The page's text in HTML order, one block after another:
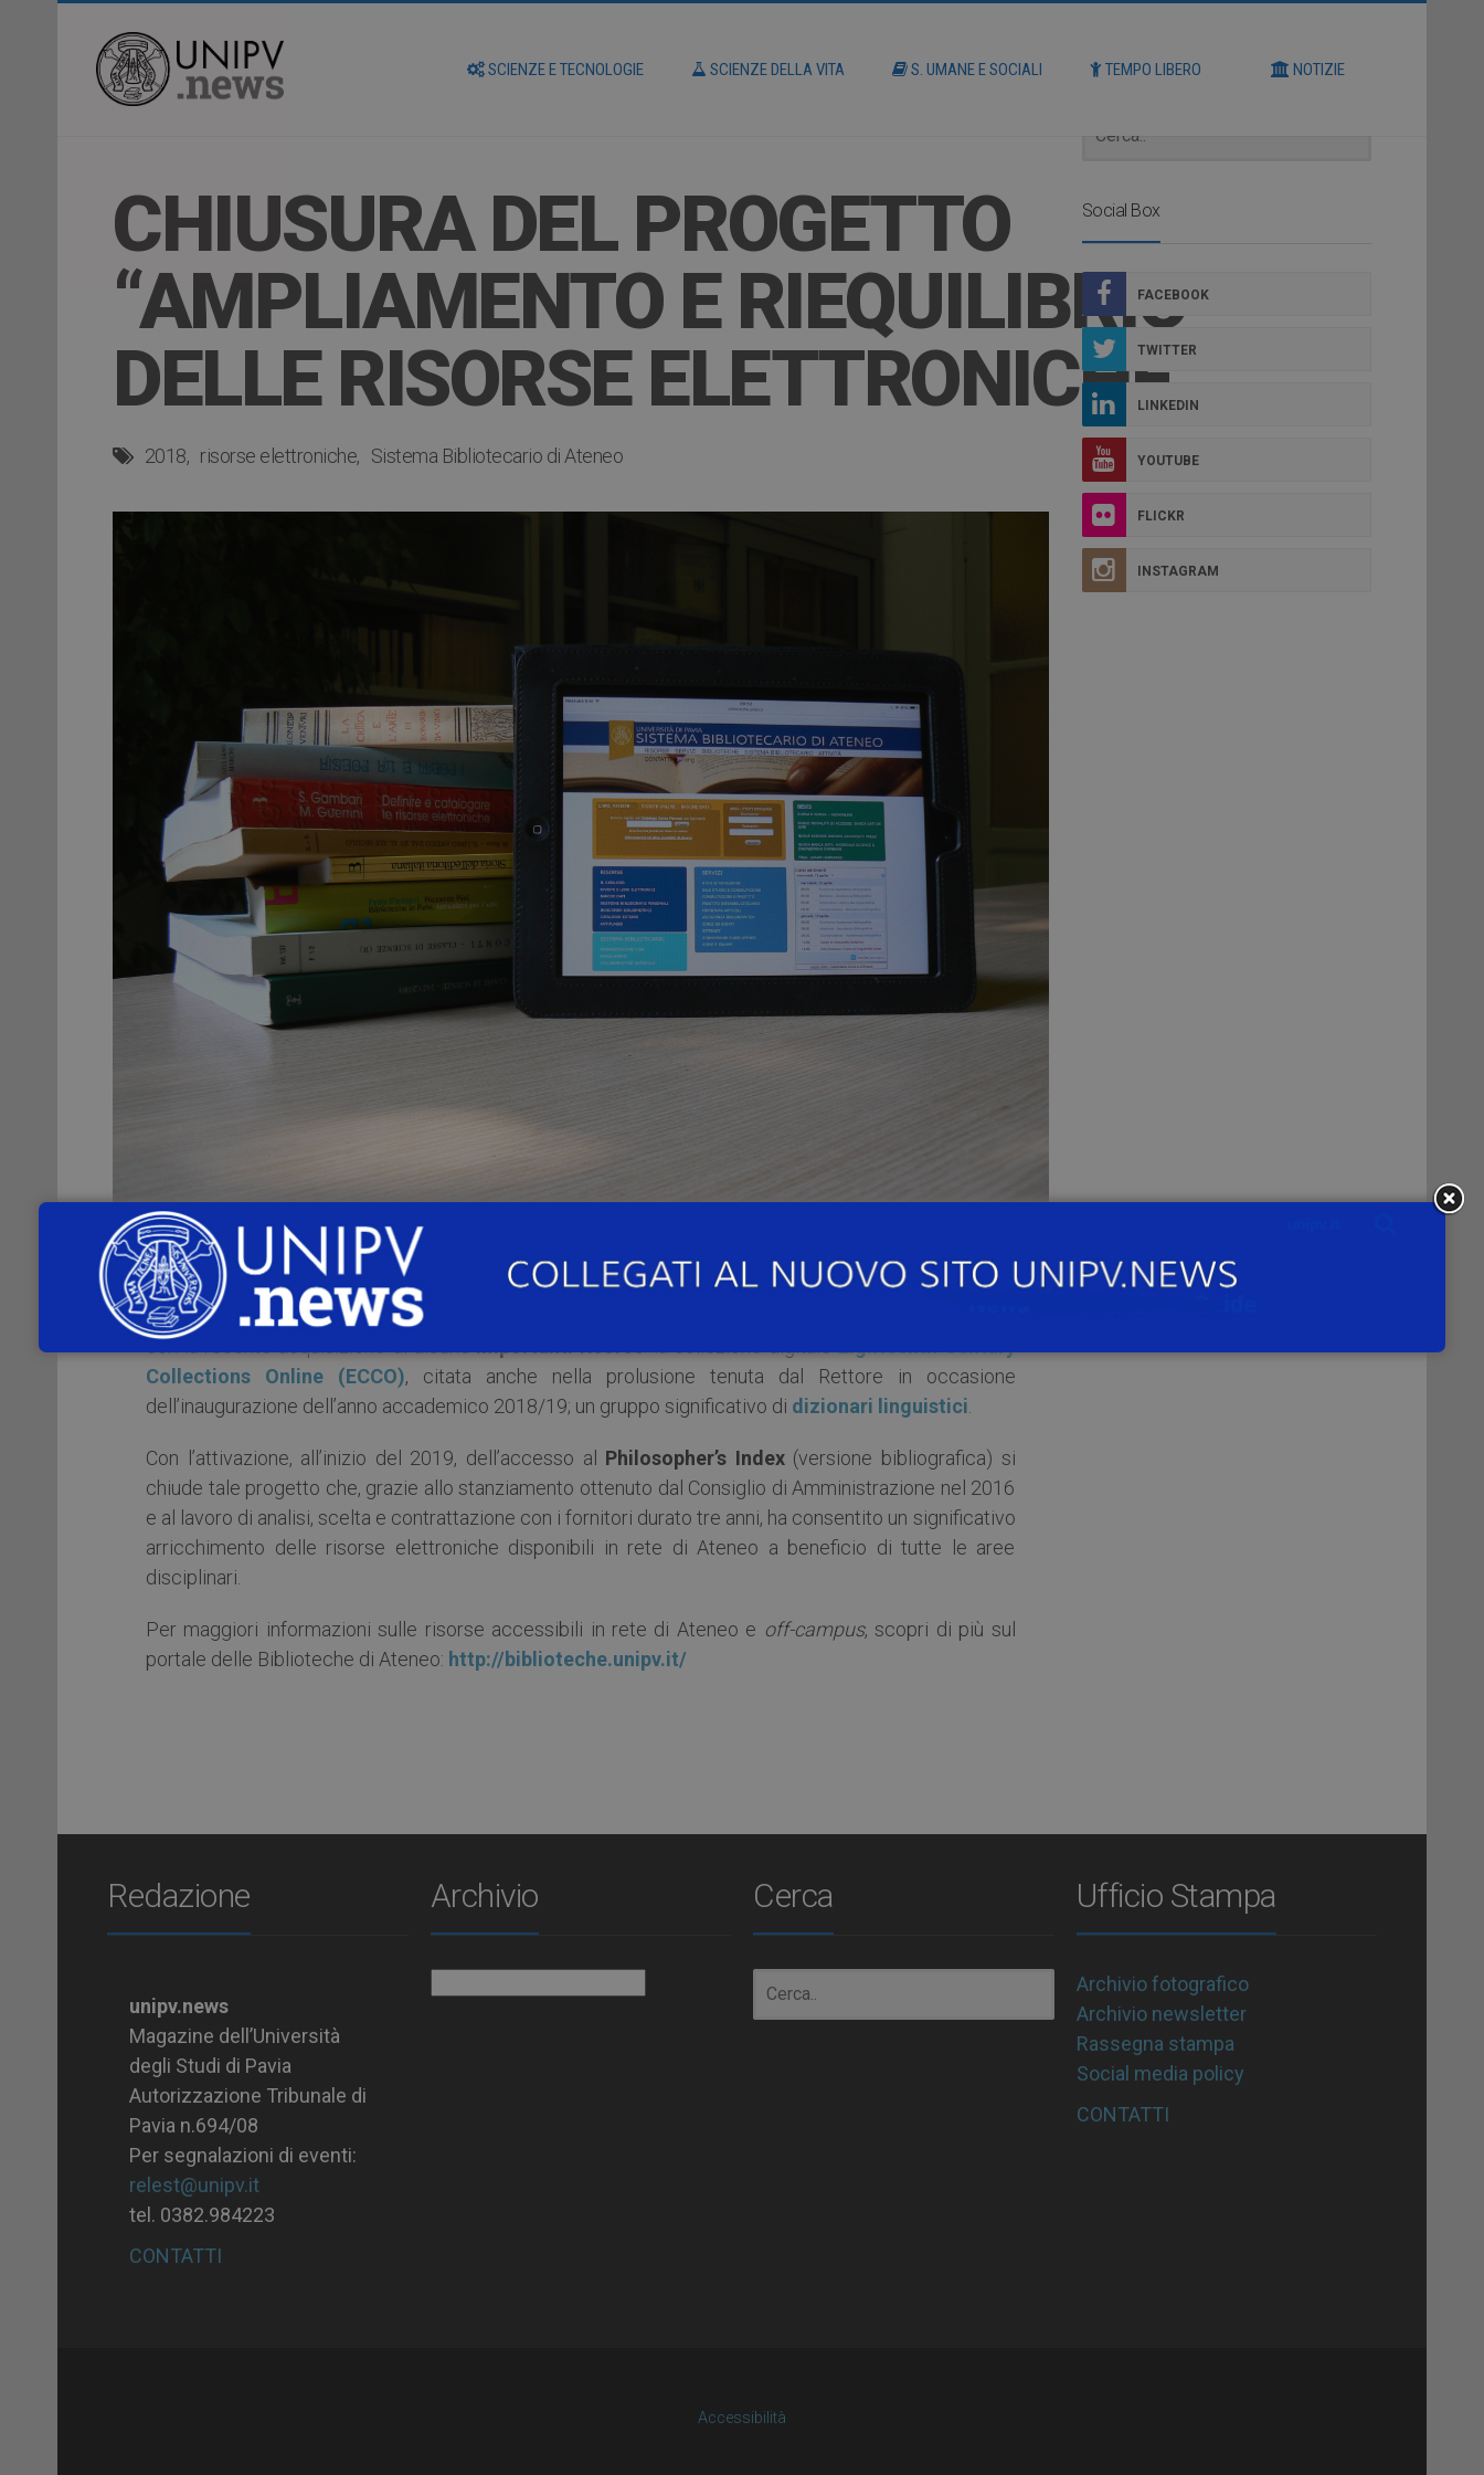
SCIENZE E TECNOLOGIE SCIENZE DELLA VITA S. UMANE E SOCIALI TEMPO LIBERO NOTIZIE
CHIUSURA DEL PROGETTO
“AMPLIAMENTO E RIEQUILIBRIO
DELLE RISORSE ELETTRONICHE”
2018 risorse elettroniche Sistema Bibliotecario di Ateneo
Le attività legate al progetto“Ampliamento e riequilibrio delle risorse elettroniche”comunicate a
maggio 2017, vedihttp://news.unipv.it/?p=22640, e di cui si è dato aggiornamento a marzo 2018,
vedihttp://news.unipv.it/?p=28886
con la recente acquisizione di alcune
Collections Online (ECCO), citata anche nella prolusione tenuta dal Rettore in occasione
dell’inaugurazione dell’anno accademico 2018/19; un gruppo significativo di dizionari linguistici
Con l’attivazione, all’inizio del 2019, dell’accesso al Philosopher’s Index (versione bibliografica) si
chiude tale progetto che, grazie allo stanziamento ottenuto dal Consiglio di Amministrazione nel 2016
e al lavoro di analisi, scelta e contrattazione con i fornitori durato tre anni, ha consentito un significativo
arricchimento delle risorse elettroniche disponibili in rete di Ateneo a beneficio di tutte le aree
disciplinari.
Per maggiori informazioni sulle risorse accessibili in rete di Ateneo e off-campus, scopri di più sul
portale delle Biblioteche di Ateneo: http://biblioteche.unipv.it/
Social Box
FACEBOOK
TWITTER
LINKEDIN
YOUTUBE
FLICKR
INSTAGRAM
Redazione
unipv.news
Magazine dell’Università
degli Studi di Pavia
Autorizzazione Tribunale di
Pavia n.694/08
Per segnalazioni di eventi:
relest@unipv.it
tel. 0382.984223
CONTATTI
Archivio Cerca Ufficio Stampa
Archivio fotografico
Archivio newsletter
Rassegna stampa
Social media policy
CONTATTI
Accessibilità